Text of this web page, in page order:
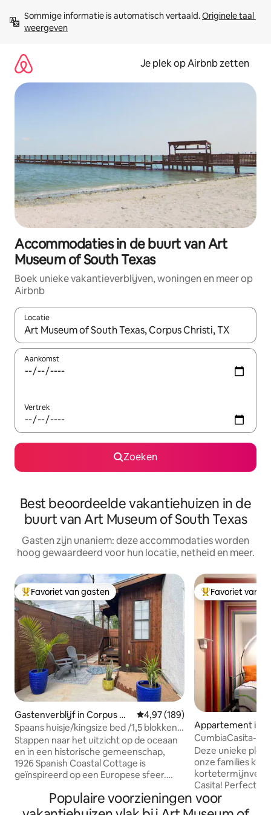
direct
naar
Sommige informatie is automatisch vertaald. Originele taal
weergeven
Je plek op Airbnb zetten
Accommodaties in de buurt van Art
Museum of South Texas
Boek unieke vakantieverblijven, woningen en meer op
Airbnb
Locatie
Wanneer er resultaten beschikbaar zijn, maak je een keuze
Aankomst
Vertrek
Zoeken
Best beoordeelde vakantiehuizen in de
buurt van Art Museum of South Texas
Gasten zijn unaniem: deze accommodaties worden
hoog gewaardeerd voor hun locatie, netheid en meer.
Topfavoriet van gasten
Favoriet van gasten
Gastenverblijf in Corpus Ch
risti
Gemiddelde beoordeling van
4,97 (189)
Spaans huisje/kingsize bed /1,5 blokken
van Cole Park
Stappen naar het uitzicht op de oceaan
en in een historische gemeenschap,
1926 Spanish Coastal Cottage is
geïnspireerd op een Europese sfeer.
bent vermaakt met vele belangrijke
bezienswaardigheden in de buurt.
Topfavoriet van
Favoriet van
Appartement in
isti
CumbiaCasita-
DowntownBars-
Deze unieke plek
onze families
Casita! Perfect gelegen in het centrum
op een
strand en Selena standbeeld ter
Populaire voorzieningen voor